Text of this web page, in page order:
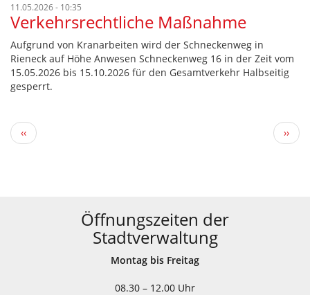
11.05.2026 - 10:35
Verkehrsrechtliche Maßnahme
Aufgrund von Kranarbeiten wird der Schneckenweg in
Rieneck auf Höhe Anwesen Schneckenweg 16 in der Zeit vom
15.05.2026 bis 15.10.2026 für den Gesamtverkehr Halbseitig
gesperrt.
Seitennummerierung
Vorherige
Seite
‹‹
Seite
››
Öffnungszeiten der
Stadtverwaltung
Montag bis Freitag
08.30 – 12.00 Uhr